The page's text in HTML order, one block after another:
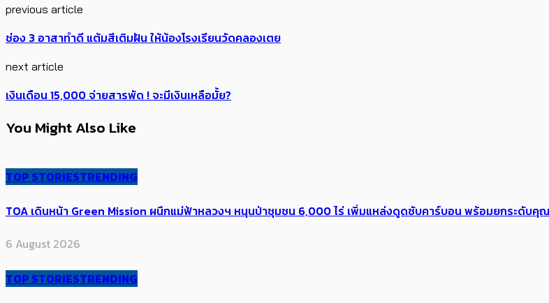
previous article
ช่อง 3 อาสาทำดี แต้มสีเติมฝัน ให้น้องโรงเรียนวัดคลองเตย
next article
เงินเดือน 15,000 จ่ายสารพัด ! จะมีเงินเหลือมั้ย?
You Might Also Like
TOP STORIESTRENDING
TOA เดินหน้า Green Mission ผนึกแม่ฟ้าหลวงฯ หนุนป่าชุมชน 6,000 ไร่ เพิ่ม​แหล่งดูดซับคาร์บอน พร้อมยกระดับ
6 August 2026
TOP STORIESTRENDING